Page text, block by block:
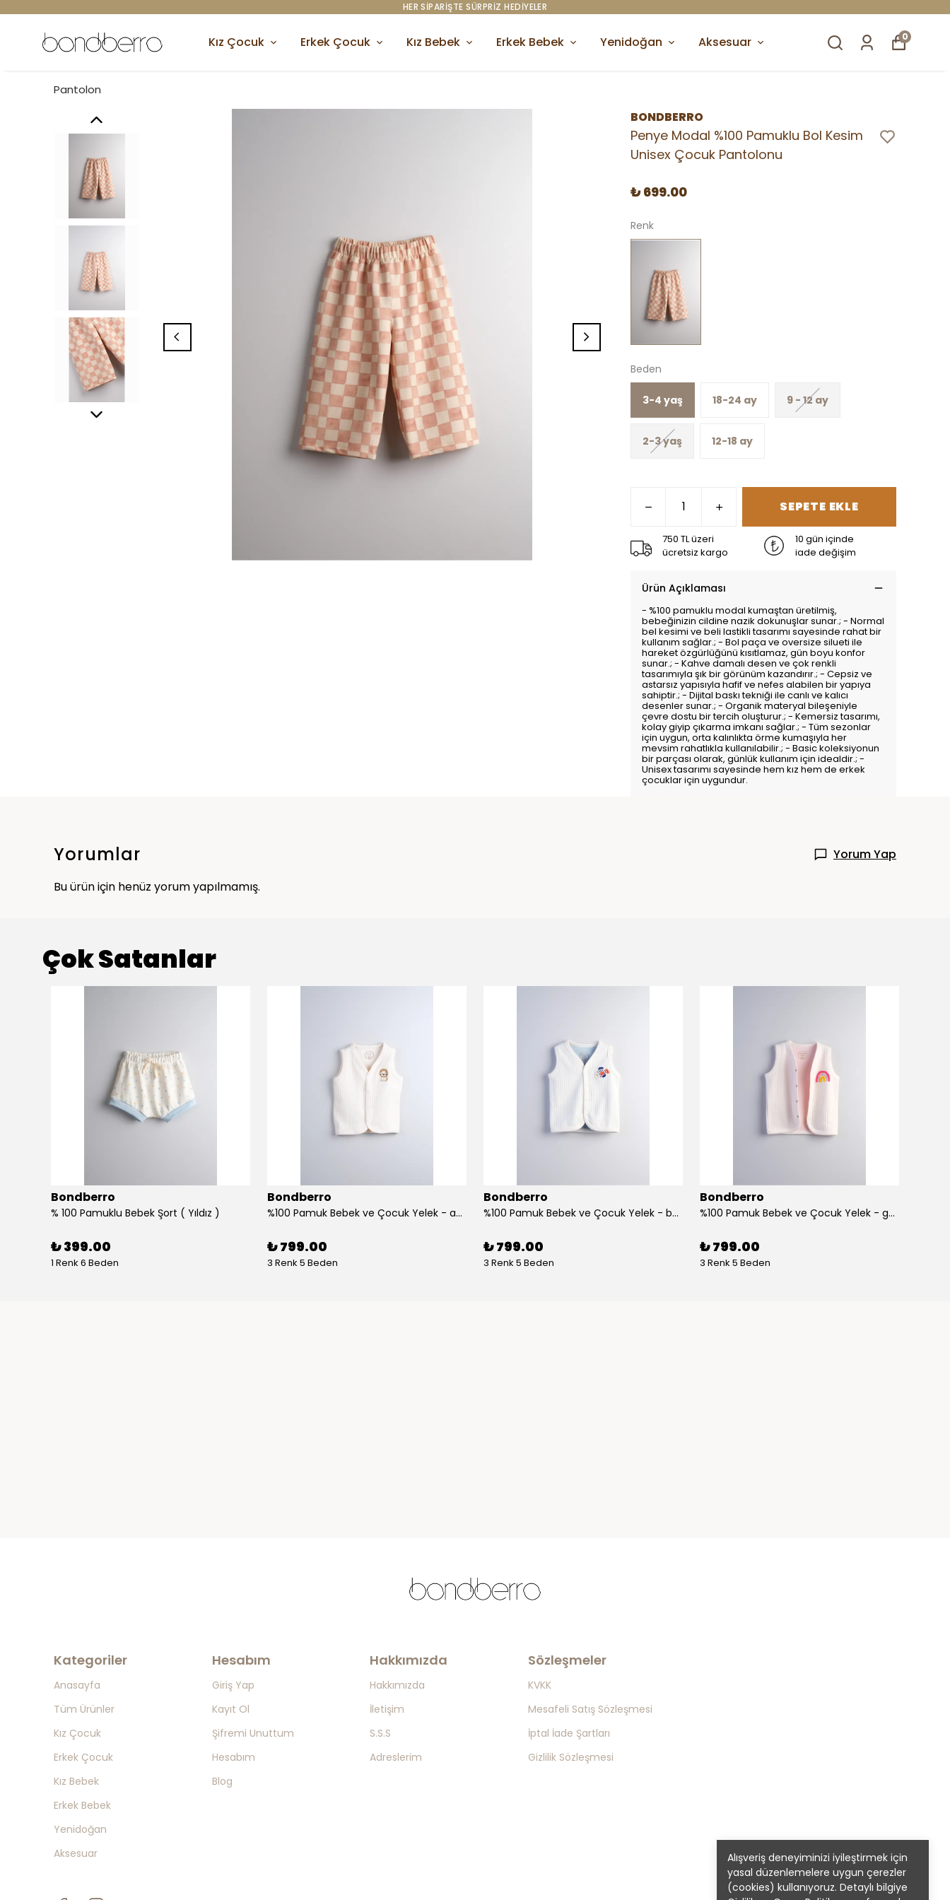
HER SİPARİŞTE SÜRPRİZ HEDİYELER
Kız Çocuk Erkek Çocuk Kız Bebek Erkek Bebek Yenidoğan Aksesuar 0
Alışveriş deneyiminizi iyileştirmek için
yasal düzenlemelere uygun çerezler
(cookies) kullanıyoruz. Detaylı bilgiye
Pantolon
BONDBERRO
Penye Modal %100 Pamuklu Bol Kesim
Unisex Çocuk Pantolonu
₺ 699.00
Renk
Beden
3-4 yaş 18-24 ay 9 - 12 ay
2-3 yaş 12-18 ay
SEPETE EKLE
750 TL üzeri
ücretsiz kargo
10 gün içinde
iade değişim
Ürün Açıklaması
- %100 pamuklu modal kumaştan üretilmiş,
bebeğinizin cildine nazik dokunuşlar sunar.; - Normal
bel kesimi ve beli lastikli tasarımı sayesinde rahat bir
kullanım sağlar.; - Bol paça ve oversize silueti ile
hareket özgürlüğünü kısıtlamaz, gün boyu konfor
sunar.; - Kahve damalı desen ve çok renkli
tasarımıyla şık bir görünüm kazandırır.; - Cepsiz ve
astarsız yapısıyla hafif ve nefes alabilen bir yapıya
sahiptir.; - Dijital baskı tekniği ile canlı ve kalıcı
desenler sunar.; - Organik materyal bileşeniyle
çevre dostu bir tercih oluşturur.; - Kemersiz tasarımı,
kolay giyip çıkarma imkanı sağlar.; - Tüm sezonlar
için uygun, orta kalınlıkta örme kumaşıyla her
mevsim rahatlıkla kullanılabilir.; - Basic koleksiyonun
bir parçası olarak, günlük kullanım için idealdir.; -
Unisex tasarımı sayesinde hem kız hem de erkek
çocuklar için uygundur.
Yorumlar
Yorum Yap
Bu ürün için henüz yorum yapılmamış.
Çok Satanlar
Bondberro
% 100 Pamuklu Bebek Şort ( Yıldız )
₺ 399.00
1 Renk 6 Beden
Bondberro
%100 Pamuk Bebek ve Çocuk Yelek - aslan
₺ 799.00
3 Renk 5 Beden
Bondberro
%100 Pamuk Bebek ve Çocuk Yelek - balık
₺ 799.00
3 Renk 5 Beden
Bondberro
%100 Pamuk Bebek ve Çocuk Yelek - gökkuşağı
₺ 799.00
3 Renk 5 Beden
Kategoriler
Anasayfa
Tüm Ürünler
Kız Çocuk
Erkek Çocuk
Kız Bebek
Erkek Bebek
Yenidoğan
Aksesuar
Hesabım
Giriş Yap
Kayıt Ol
Şifremi Unuttum
Hesabım
Blog
Hakkımızda
Hakkımızda
İletişim
S.S.S
Adreslerim
Sözleşmeler
KVKK
Mesafeli Satış Sözleşmesi
İptal İade Şartları
Gizlilik Sözleşmesi